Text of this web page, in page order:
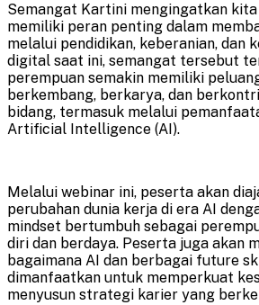
Semangat Kartini mengingatkan
memiliki peran penting dalam
melalui pendidikan, keberanian, dan
digital saat ini, semangat tersebut
perempuan semakin memiliki
berkembang, berkarya, dan
bidang, termasuk melalui
Artificial Intelligence (AI).
Melalui webinar ini, peserta akan
perubahan dunia kerja di era AI
mindset bertumbuh sebagai
diri dan berdaya. Peserta juga akan
bagaimana AI dan berbagai future
dimanfaatkan untuk memperkuat
menyusun strategi karier yang